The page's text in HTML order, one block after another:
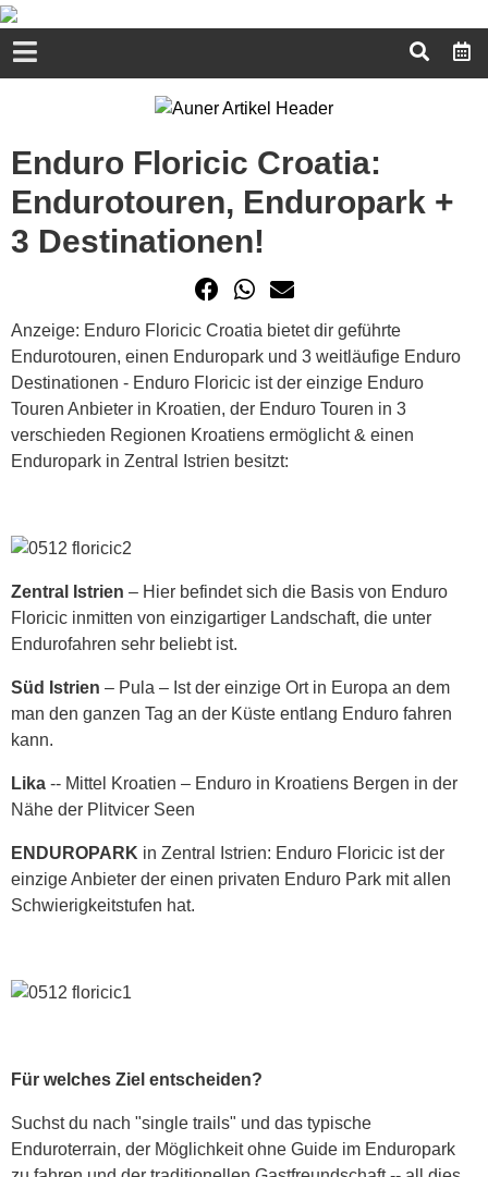
Enduro Floricic Croatia:
Endurotouren, Enduropark +
3 Destinationen!
Anzeige: Enduro Floricic Croatia bietet dir geführte
Endurotouren, einen Enduropark und 3 weitläufige Enduro
Destinationen - Enduro Floricic ist der einzige Enduro
Touren Anbieter in Kroatien, der Enduro Touren in 3
verschieden Regionen Kroatiens ermöglicht & einen
Enduropark in Zentral Istrien besitzt:
Zentral Istrien – Hier befindet sich die Basis von Enduro
Floricic inmitten von einzigartiger Landschaft, die unter
Endurofahren sehr beliebt ist.
Süd Istrien – Pula – Ist der einzige Ort in Europa an dem
man den ganzen Tag an der Küste entlang Enduro fahren
kann.
Lika -- Mittel Kroatien – Enduro in Kroatiens Bergen in der
Nähe der Plitvicer Seen
ENDUROPARK in Zentral Istrien: Enduro Floricic ist der
einzige Anbieter der einen privaten Enduro Park mit allen
Schwierigkeitstufen hat.
Für welches Ziel entscheiden?
Suchst du nach "single trails" und das typische
Enduroterrain, der Möglichkeit ohne Guide im Enduropark